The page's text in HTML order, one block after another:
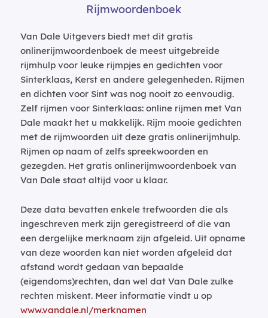
Rijmwoordenboek
Van Dale Uitgevers biedt met dit gratis
onlinerijmwoordenboek de meest uitgebreide
rijmhulp voor leuke rijmpjes en gedichten voor
Sinterklaas, Kerst en andere gelegenheden. Rijmen
en dichten voor Sint was nog nooit zo eenvoudig.
Zelf rijmen voor Sinterklaas: online rijmen met Van
Dale maakt het u makkelijk. Rijm mooie gedichten
met de rijmwoorden uit deze gratis onlinerijmhulp.
Rijmen op naam of zelfs spreekwoorden en
gezegden. Het gratis onlinerijmwoordenboek van
Van Dale staat altijd voor u klaar.
Deze data bevatten enkele trefwoorden die als
ingeschreven merk zijn geregistreerd of die van
een dergelijke merknaam zijn afgeleid. Uit opname
van deze woorden kan niet worden afgeleid dat
afstand wordt gedaan van bepaalde
(eigendoms)rechten, dan wel dat Van Dale zulke
rechten miskent. Meer informatie vindt u op
www.vandale.nl/merknamen